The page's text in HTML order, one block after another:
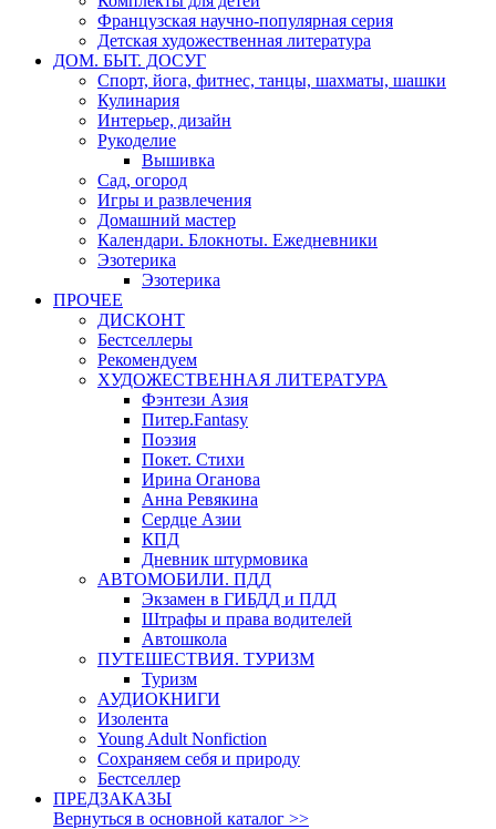
Французская научно-популярная серия
Детская художественная литература
ДОМ. БЫТ. ДОСУГ
Спорт, йога, фитнес, танцы, шахматы, шашки
Кулинария
Интерьер, дизайн
Рукоделие
Вышивка
Сад, огород
Игры и развлечения
Домашний мастер
Календари. Блокноты. Ежедневники
Эзотерика
Эзотерика
ПРОЧЕЕ
ДИСКОНТ
Бестселлеры
Рекомендуем
ХУДОЖЕСТВЕННАЯ ЛИТЕРАТУРА
Фэнтези Азия
Питер.Fantasy
Поэзия
Покет. Стихи
Ирина Оганова
Анна Ревякина
Сердце Азии
КПД
Дневник штурмовика
АВТОМОБИЛИ. ПДД
Экзамен в ГИБДД и ПДД
Штрафы и права водителей
Автошкола
ПУТЕШЕСТВИЯ. ТУРИЗМ
Туризм
АУДИОКНИГИ
Изолента
Young Adult Nonfiction
Сохраняем себя и природу
Бестселлер
ПРЕДЗАКАЗЫ
Вернуться в основной каталог >>